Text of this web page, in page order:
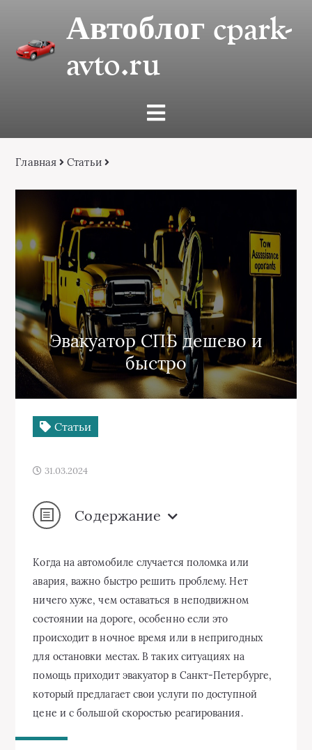
Автоблог cpark-
avto.ru
Главная Статьи
Эвакуатор СПБ дешево и
быстро
Статьи
31.03.2024
Содержание
Когда на автомобиле случается поломка или
авария, важно быстро решить проблему. Нет
ничего хуже, чем оставаться в неподвижном
состоянии на дороге, особенно если это
происходит в ночное время или в непригодных
для остановки местах. В таких ситуациях на
помощь приходит эвакуатор в Санкт-Петербурге,
который предлагает свои услуги по доступной
цене и с большой скоростью реагирования.